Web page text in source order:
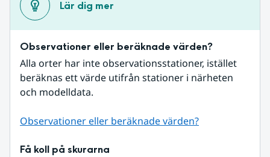
Lär dig mer
Observationer eller beräknade värden?
Alla orter har inte observationsstationer, istället
beräknas ett värde utifrån stationer i närheten
och modelldata.
Observationer eller beräknade värden?
Få koll på skurarna